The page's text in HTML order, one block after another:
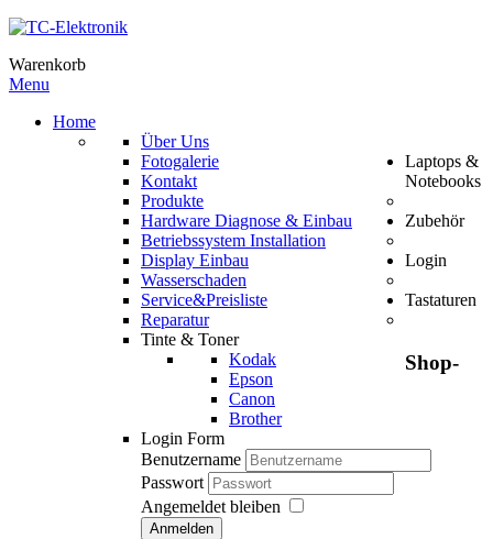
Warenkorb
Menu
Home
Über Uns
Fotogalerie
Kontakt
Produkte
Hardware Diagnose & Einbau
Betriebssystem Installation
Display Einbau
Wasserschaden
Service&Preisliste
Laptops &
Notebooks
Reparatur
Zubehör
Tinte & Toner
Kodak
Epson
Canon
Brother
Login
Login Form
Benutzername
Passwort
Angemeldet bleiben
Anmelden
Tastaturen
Shop-